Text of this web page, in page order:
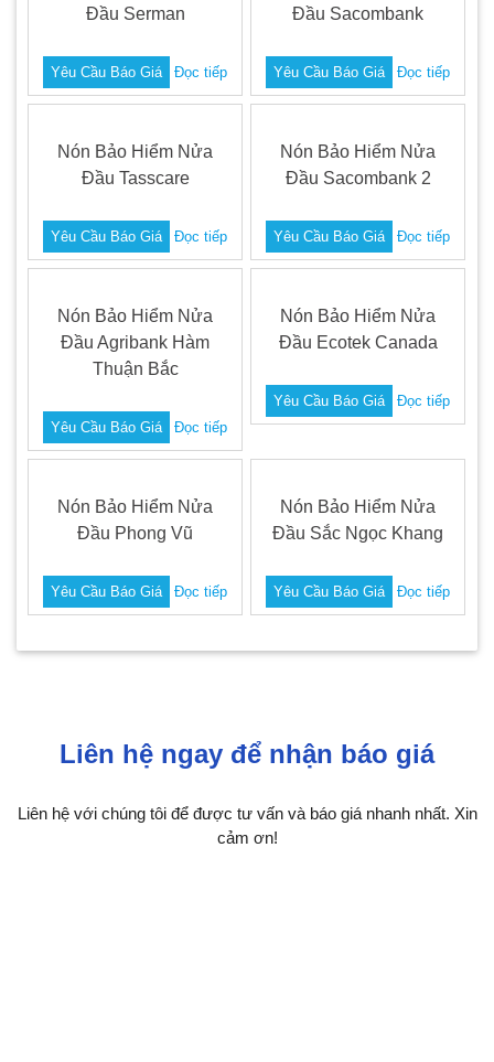
Đầu Serman
Yêu Cầu Báo Giá Đọc tiếp
Đầu Sacombank
Yêu Cầu Báo Giá Đọc tiếp
Nón Bảo Hiểm Nửa
Đầu Tasscare
Yêu Cầu Báo Giá Đọc tiếp
Nón Bảo Hiểm Nửa
Đầu Sacombank 2
Yêu Cầu Báo Giá Đọc tiếp
Nón Bảo Hiểm Nửa
Đầu Agribank Hàm
Thuận Bắc
Yêu Cầu Báo Giá Đọc tiếp
Nón Bảo Hiểm Nửa
Đầu Ecotek Canada
Yêu Cầu Báo Giá Đọc tiếp
Nón Bảo Hiểm Nửa
Đầu Phong Vũ
Yêu Cầu Báo Giá Đọc tiếp
Nón Bảo Hiểm Nửa
Đầu Sắc Ngọc Khang
Yêu Cầu Báo Giá Đọc tiếp
Liên hệ ngay để nhận báo giá
Liên hệ với chúng tôi để được tư vấn và báo giá nhanh nhất. Xin
cảm ơn!